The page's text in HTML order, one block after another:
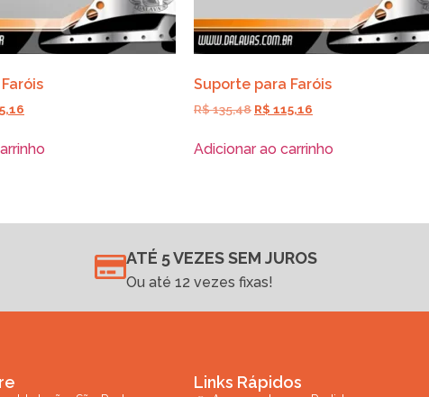
Suporte para Faróis
R$135,48 R$ 115,16
Adicionar ao carrinho
ATÉ 5 VEZES SEM JUROS
Ou até 12 vezes fixas!
Links Rápidos